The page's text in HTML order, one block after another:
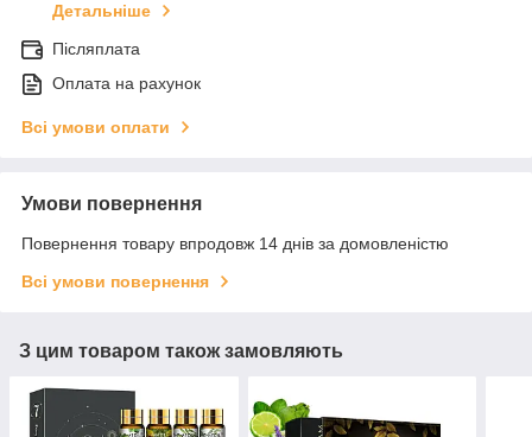
Детальніше
Післяплата
Оплата на рахунок
Всі умови оплати
Умови повернення
Повернення товару впродовж 14 днів за домовленістю
Всі умови повернення
З цим товаром також замовляють